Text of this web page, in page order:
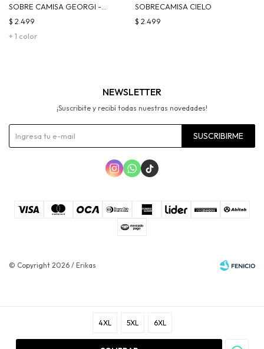
4XL 5XL 6XL
SOBRE CAMISA GEORGI -
CAMEL
+ 1 color
$ 2.499
SOBRECAMISA CIELO
$ 2.499
NEWSLETTER
¡Suscribite y recibí todas nuestras novedades!
SUSCRIBIRME
  
© Copyright 2026 / Erikas
Fenicio